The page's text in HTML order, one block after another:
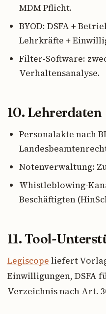
MDM Pflicht.
BYOD: DSFA +
Lehrkräfte +
Filter-Software:
Verhaltensanalyse.
10. Lehrerdaten
Personalakte nach
Notenverwaltung:
Whistleblowing-
Beschäftigten
11. Tool-
Legiscope liefert
Einwilligungen, DSFA
Verzeichnis nach Art.